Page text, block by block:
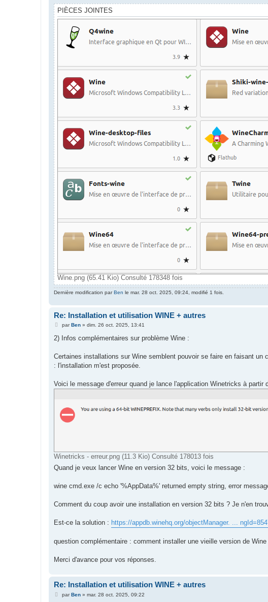
PIÈCES JOINTES
Wine.png (65.41 Kio) Consulté 178348 fois
Dernière modification parBen le mar. 28 oct. 2025, 09:24, modifié 1 fois.
Re: Installation et utilisation WINE + autres
M
s
g
parBen» dim. 26 oct. 2025, 13:41
2) Infos complémentaires sur problème Wine :
Certaines installations sur Wine semblent pouvoir se faire en faisant
: l'installation m'est proposée.
Voici le message d'erreur quand je lance l'application Winetricks à partir
Winetricks - erreur.png (11.3 Kio) Consulté 178013 fois
Quand je veux lancer Wine en version 32 bits, voici le message :
wine cmd.exe /c echo '%AppData%' returned empty string, error
Comment du coup avoir une installation en version 32 bits ? Je n'en
Est-ce la solution : https://appdb.winehq.org/objectManager. ...
question complémentaire : comment installer une vieille version de
Merci d'avance pour vos réponses.
Re: Installation et utilisation WINE + autres
MparBen» mar. 28 oct. 2025, 09:22